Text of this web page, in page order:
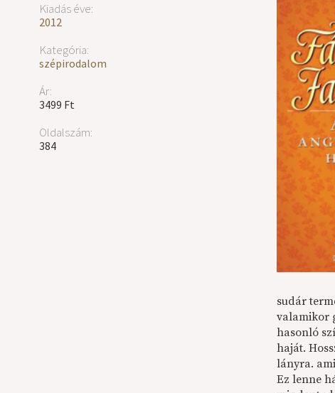
Kiadás éve:
2012
Kategória:
szépirodalom
Ár:
3499 Ft
Oldalszám:
384
sudár
valamikor
hasonló
haját.
lányra.
Ez lenne